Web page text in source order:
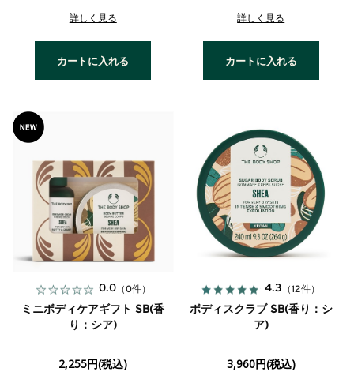
詳しく見る
カートに入れる
詳しく見る
カートに入れる
0.0（0件）
ミニボディケアギフト SB(香
り：シア)
2,255円(税込)
4.3 （12件）
ボディスクラブ SB(香り：シ
ア)
3,960円(税込)